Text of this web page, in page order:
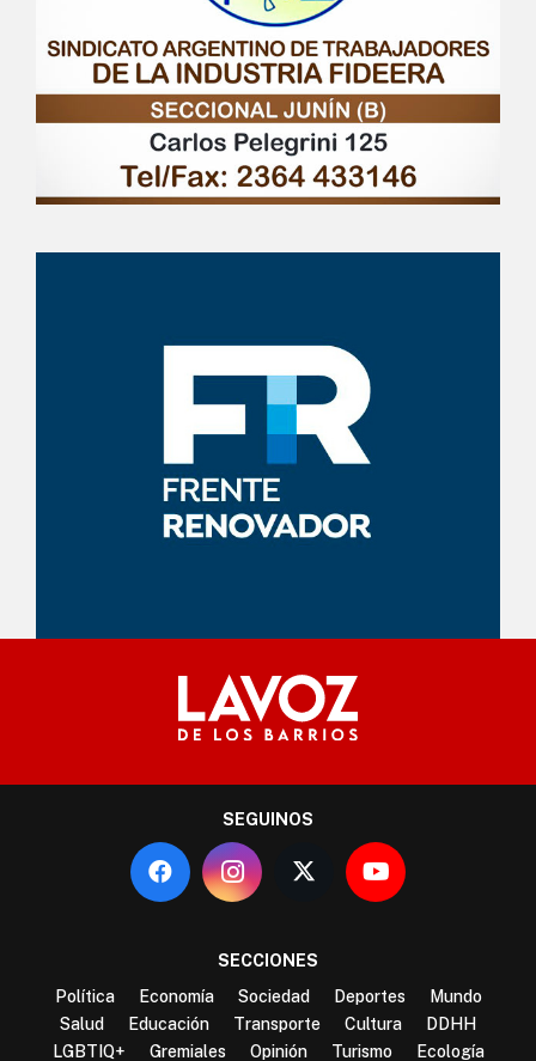
SEGUINOS
SECCIONES
Política
Economía Sociedad Deportes
Mundo
Salud
Educación Transporte Cultura
DDHH
LGBTIQ+
Gremiales Opinión Turismo Ecología